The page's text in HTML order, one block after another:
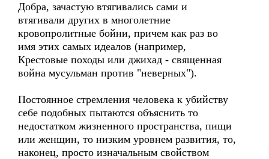
Добра, зачастую втягивались сами и
втягивали других в многолетние
кровопролитные бойни, причем как раз во
имя этих самых идеалов (например,
Крестовые походы или джихад - священная
война мусульман против "неверных").
Постоянное стремления человека к убийству
себе подобных пытаются объяснить то
недостатком жизненного пространства, пищи
или женщин, то низким уровнем развития, то,
наконец, просто изначальным свойством